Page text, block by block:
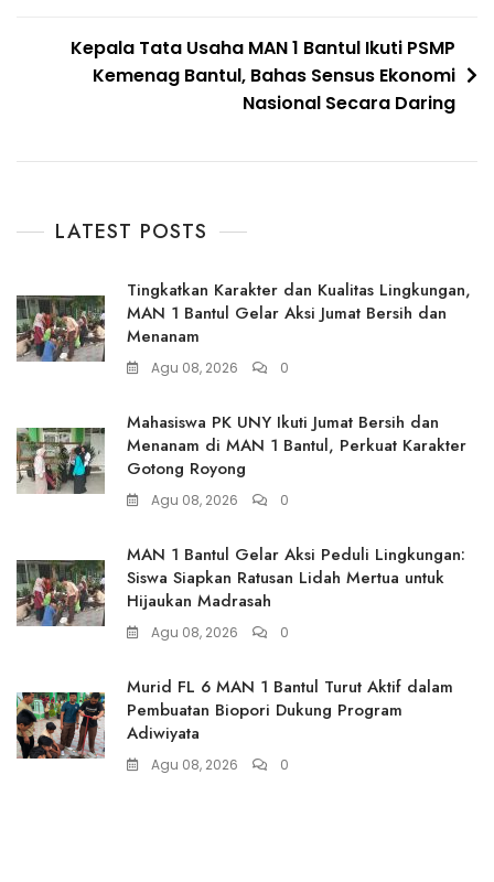
Kepala Tata Usaha MAN 1 Bantul Ikuti PSMP
Kemenag Bantul, Bahas Sensus Ekonomi
Nasional Secara Daring
LATEST POSTS
Tingkatkan Karakter dan Kualitas Lingkungan,
MAN 1 Bantul Gelar Aksi Jumat Bersih dan
Menanam
Agu 08, 2026 0
Mahasiswa PK UNY Ikuti Jumat Bersih dan
Menanam di MAN 1 Bantul, Perkuat Karakter
Gotong Royong
Agu 08, 2026 0
MAN 1 Bantul Gelar Aksi Peduli Lingkungan:
Siswa Siapkan Ratusan Lidah Mertua untuk
Hijaukan Madrasah
Agu 08, 2026 0
Murid FL 6 MAN 1 Bantul Turut Aktif dalam
Pembuatan Biopori Dukung Program
Adiwiyata
Agu 08, 2026 0